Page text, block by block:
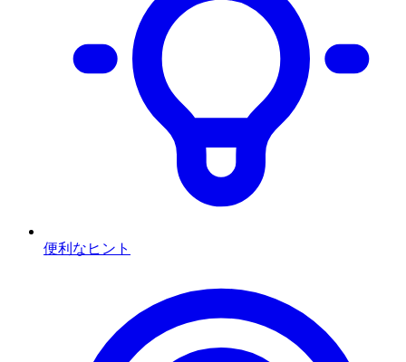
便利なヒント